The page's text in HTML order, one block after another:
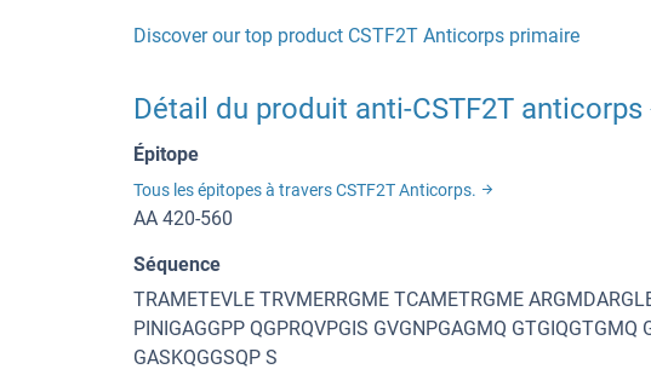
Discover our top product CSTF2T Anticorps primaire
Détail du produit anti-CSTF2T anticorps
Épitope
Tous les épitopes à travers CSTF2T Anticorps.
AA 420-560
Séquence
TRAMETEVLE TRVMERRGME TCAMETRGME
PINIGAGGPP QGPRQVPGIS GVGNPGAGMQ GTGIQGTGMQ
GASKQGGSQP S